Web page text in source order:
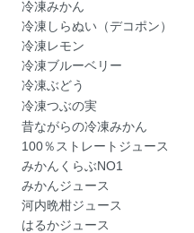
冷凍みかん
冷凍しらぬい（デコポン）
冷凍レモン
冷凍ブルーベリー
冷凍ぶどう
冷凍つぶの実
昔ながらの冷凍みかん
100％ストレートジュース
みかんくらぶNO1
みかんジュース
河内晩柑ジュース
はるかジュース